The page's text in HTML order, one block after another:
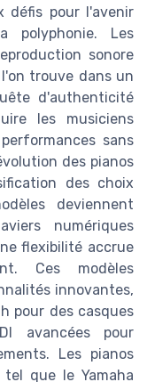
défis pour l'avenir
polyphonie. Les
sonore
trouve dans un
d'authenticité
les musiciens
sans
des pianos
des choix
deviennent
numériques
flexibilité accrue
Ces modèles
innovantes,
pour des casques
avancées pour
Les pianos
que le Yamaha